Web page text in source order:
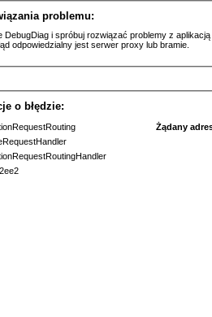
problemu:
DebugDiag i spróbuj rozwiązać problemy z
odpowiedzialny jest serwer proxy lub bramie.
o błędzie:
Żądany